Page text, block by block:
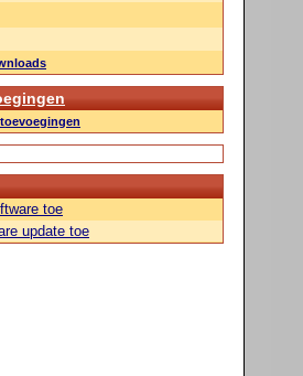
toe
update toe